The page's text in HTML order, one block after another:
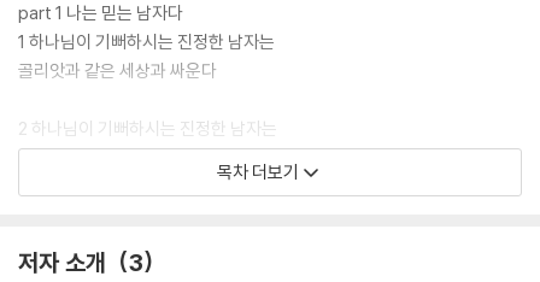
part 1 나는 믿는 남자다
1 하나님이 기뻐하시는 진정한 남자는
골리앗과 같은 세상과 싸운다
2 하나님이 기뻐하시는 진정한 남자는
거침없이 믿음대로 살기로 결단한다
목차 더보기
저자 소개 3